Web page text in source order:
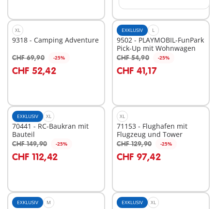
XL
9318 - Camping Adventure
CHF 69,90 -25%
CHF 52,42
In den Warenkorb
EXKLUSIV L
9502 - PLAYMOBIL-FunPark
Pick-Up mit Wohnwagen
CHF 54,90 -25%
CHF 41,17
In den Warenkorb
EXKLUSIV XL
70441 - RC-Baukran mit
Bauteil
CHF 149,90 -25%
CHF 112,42
In den Warenkorb
XL
71153 - Flughafen mit
Flugzeug und Tower
CHF 129,90 -25%
CHF 97,42
In den Warenkorb
EXKLUSIV M EXKLUSIV XL